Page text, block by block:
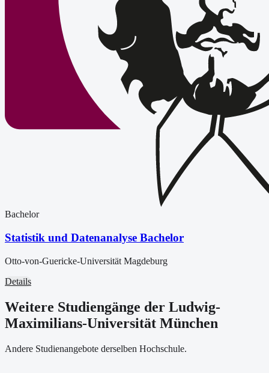
Bachelor
Statistik und Datenanalyse Bachelor
Otto-von-Guericke-Universität Magdeburg
Details
Weitere Studiengänge der Ludwig-
Maximilians-Universität München
Andere Studienangebote derselben Hochschule.